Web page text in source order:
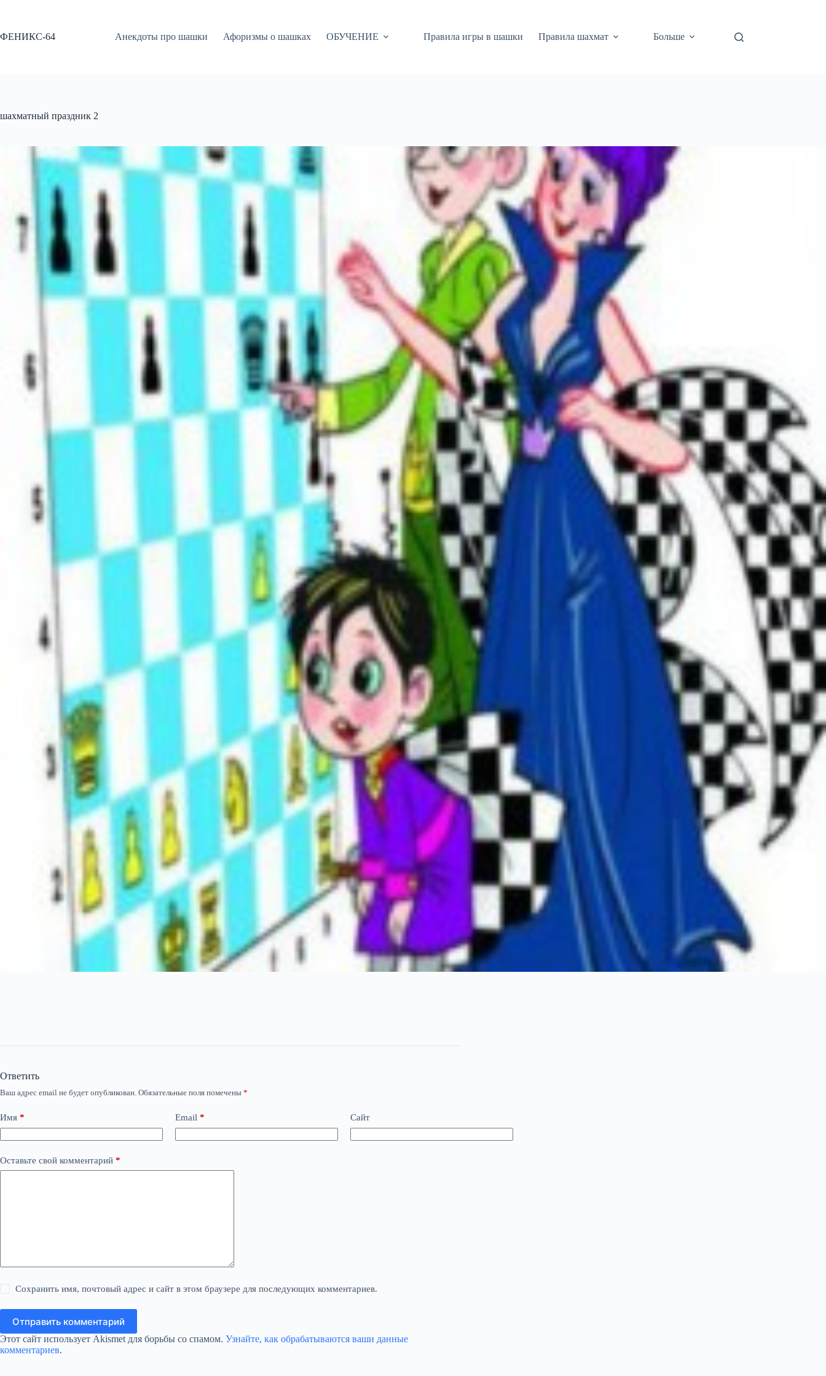
ФЕНИКС-64
Анекдоты про шашки Афоризмы о шашках ОБУЧЕНИЕ Правила игры в шашки Правила шахмат Больше
шахматный праздник 2
Ответить
Ваш адрес email не будет опубликован. Обязательные поля помечены *
Имя * Email * Сайт
Оставьте свой комментарий *
Сохранить имя, почтовый адрес и сайт в этом браузере для последующих комментариев.
Отправить комментарий
Этот сайт использует Akismet для борьбы со спамом. Узнайте, как обрабатываются ваши данные
комментариев.